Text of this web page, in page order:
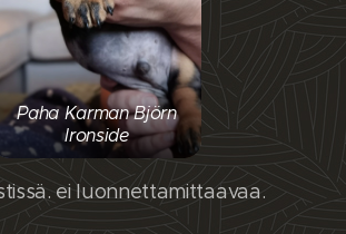
Paha Karman Björn
Ironside
ei luonnettamittaavaa.